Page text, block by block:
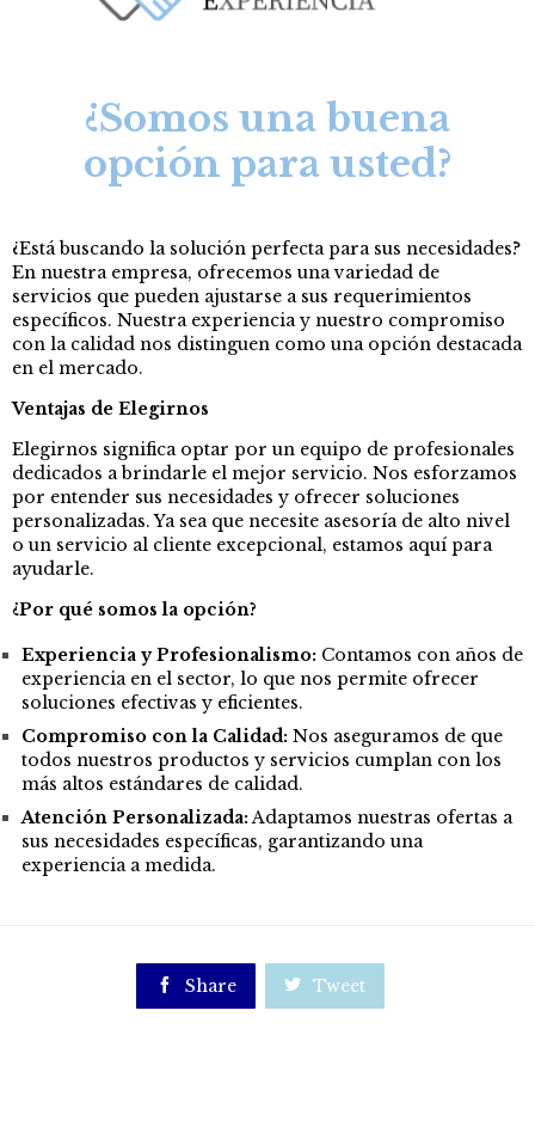
¿Somos una buena
opción para usted?
¿Está buscando la solución perfecta para sus necesidades?
En nuestra empresa, ofrecemos una variedad de
servicios que pueden ajustarse a sus requerimientos
específicos. Nuestra experiencia y nuestro compromiso
con la calidad nos distinguen como una opción destacada
en el mercado.
Ventajas de Elegirnos
Elegirnos significa optar por un equipo de profesionales
dedicados a brindarle el mejor servicio. Nos esforzamos
por entender sus necesidades y ofrecer soluciones
personalizadas. Ya sea que necesite asesoría de alto nivel
o un servicio al cliente excepcional, estamos aquí para
ayudarle.
¿Por qué somos la opción?
Experiencia y Profesionalismo: Contamos con años de
experiencia en el sector, lo que nos permite ofrecer
soluciones efectivas y eficientes.
Compromiso con la Calidad: Nos aseguramos de que
todos nuestros productos y servicios cumplan con los
más altos estándares de calidad.
Atención Personalizada:Adaptamos nuestras ofertas a
sus necesidades específicas, garantizando una
experiencia a medida.
 Share  Tweet